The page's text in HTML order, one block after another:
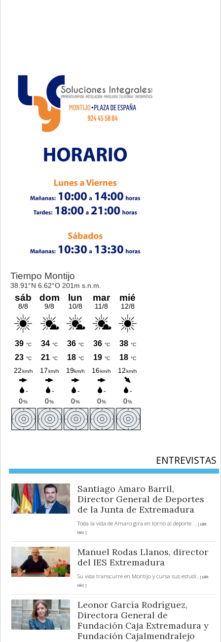
ENTREVISTAS
Santiago Amaro Barril,
Director General de Deportes
de la Junta de Extremadura
Toda la vida de Amaro gira en torno al deporte.
... [ LEER
MÁS ]
Manuel Rodas Llanos, director
del IES Extremadura
Su vida transcurre en Montijo y cursa sus estudi... [ LEER
MÁS ]
Leonor García Rodríguez,
Directora General de
Fundación Caja Extremadura y
Fundación Cajalmendralejo